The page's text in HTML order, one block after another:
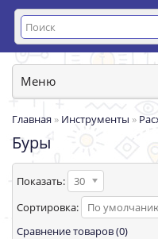
Меню
Главная » Инструменты »
Буры
Показать:
30
Сортировка:
По
Сравнение товаров (0)